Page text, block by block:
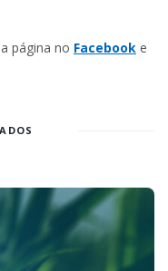
página no Facebook e